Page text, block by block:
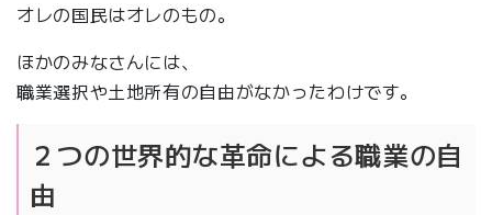
オレの国民はオレのもの。
ほかのみなさんには、
職業選択や土地所有の自由がなかったわけです。
２つの世界的な革命による職業の自
由